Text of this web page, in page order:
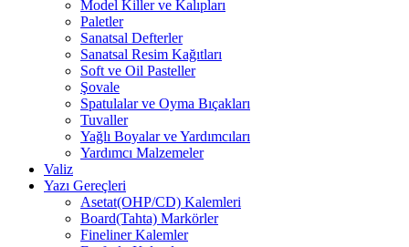
Model Killer ve Kalıpları
Paletler
Sanatsal Defterler
Sanatsal Resim Kağıtları
Soft ve Oil Pasteller
Şovale
Spatulalar ve Oyma Bıçakları
Tuvaller
Yağlı Boyalar ve Yardımcıları
Yardımcı Malzemeler
Valiz
Yazı Gereçleri
Asetat(OHP/CD) Kalemleri
Board(Tahta) Markörler
Fineliner Kalemler